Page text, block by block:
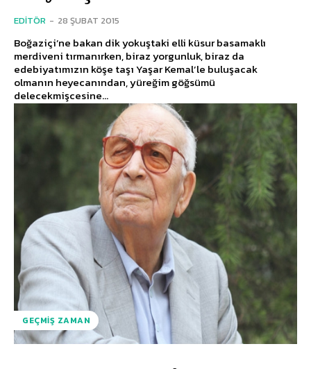
EDITÖR - 28 ŞUBAT 2015
Boğaziçi’ne bakan dik yokuştaki elli küsur basamaklı
merdiveni tırmanırken, biraz yorgunluk, biraz da
edebiyatımızın köşe taşı Yaşar Kemal’le buluşacak
olmanın heyecanından, yüreğim göğsümü
delecekmişcesine...
GEÇMIŞ ZAMAN